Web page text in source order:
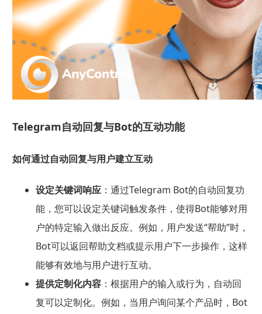
Telegram自动回复与Bot的互动功能
如何通过自动回复与用户建立互动
设定关键词响应：通过Telegram Bot的自动回复功
能，您可以设定关键词触发条件，使得Bot能够对用
户的特定输入做出反应。例如，用户发送“帮助”时，
Bot可以返回帮助文档或提示用户下一步操作，这样
能够有效地与用户进行互动。
提供定制化内容：根据用户的输入或行为，自动回
复可以定制化。例如，当用户询问某个产品时，Bot